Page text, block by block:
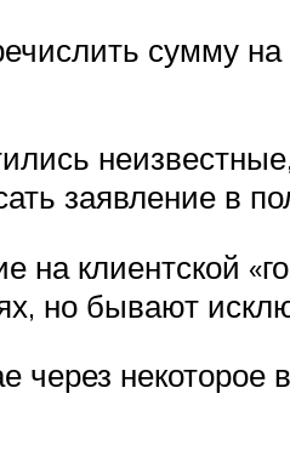
сумму
заявление в
клиентской
но бывают
некоторое